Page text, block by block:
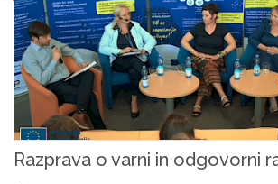
Razprava o varni in odgovorni